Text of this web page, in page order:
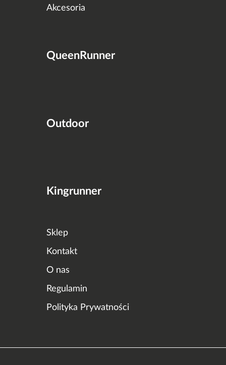
Akcesoria
QueenRunner
Outdoor
Kingrunner
Sklep
Kontakt
O nas
Regulamin
Polityka Prywatności